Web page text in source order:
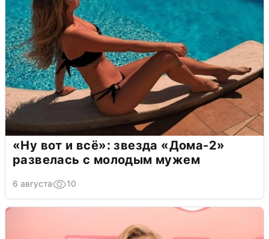
«Ну вот и всё»: звезда «Дома-2»
развелась с молодым мужем
6 августа 10